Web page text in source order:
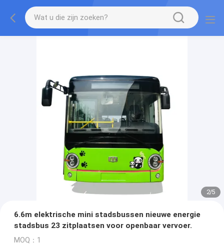
2/5
6.6m elektrische mini stadsbussen nieuwe energie
stadsbus 23 zitplaatsen voor openbaar vervoer.
MOQ：1